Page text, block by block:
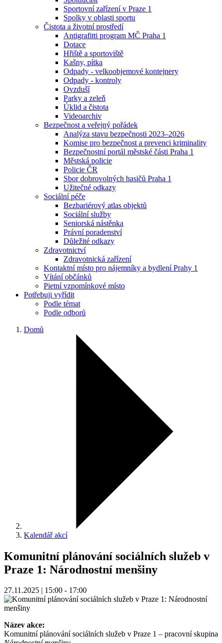
Sportovní zařízení v Praze 1
Spolky v oblasti sportu
Čistota a životní prostředí
Antigrafitti program MČ Praha 1
Dotace
Hřiště a sportoviště
Kašny, pítka
Odpady - velkoobjemové kontejnery
Odpady - kontroly
Ovzduší
Parky a zeleň
Úklid a čistota
Videoarchiv
Bezpečnost a veřejný pořádek
Analýza stavu bezpečnosti 2023–2026
Komise pro bezpečnost a prevenci kriminality
Bezpečnostní portál městské části Praha 1
Městská policie
Policie ČR
Sbor dobrovolných hasičů Praha 1
Užitečné odkazy
Sociální péče
Bezbariérový atlas objektů
Sociální služby
Seniorská nástěnka
Právní poradenství
Důležité odkazy
Zdravotnictví
Zdravotnická zařízení
Kontaktní místo pro nájemníky a bydlení Prahy 1
Vítání občánků
Pietní vzpomínkové místo
Potřebuji vyřídit
Podle témat
Podle odborů
Domů
Kalendář akcí
Komunitní plánování sociálních služeb v
Praze 1: Národnostní menšiny
27.11.2025 | 15:00 - 17:00
Název akce:
Komunitní plánování sociálních služeb v Praze 1 – pracovní skupina